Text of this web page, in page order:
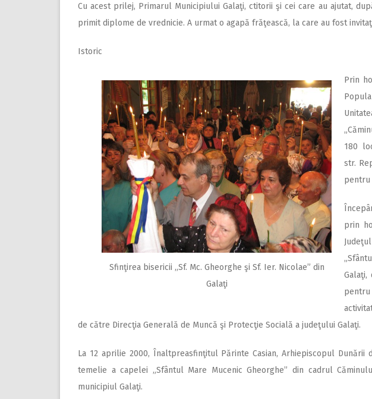
Cu acest prilej, Primarul Municipiului Galaţi, ctitorii şi cei care au ajutat,
primit diplome de vrednicie. A urmat o agapă frăţească, la care au fost
Istoric
Sfinţirea bisericii ,,Sf. Mc. Gheorghe şi Sf. Ier. Nicolae” din
Galaţi
Prin
180
str.
pentru
prin
de către Direcţia Generală de Muncă şi Protecţie Socială a judeţului Galaţi.
La 12 aprilie 2000, Înaltpreasfinţitul Părinte Casian, Arhiepiscopul
temelie a capelei „Sfântul Mare Mucenic Gheorghe” din cadrul
municipiul Galaţi.